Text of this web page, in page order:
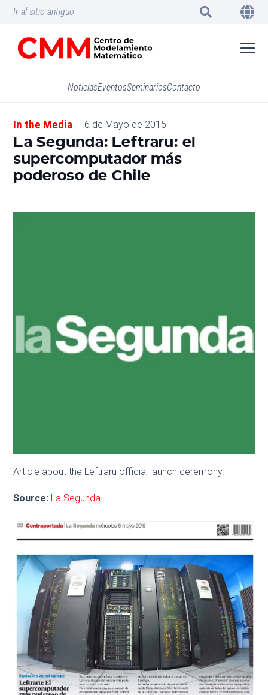
Ir al sitio antiguo
NoticiasEventosSeminariosContacto
In the Media 6 de Mayo de 2015
La Segunda: Leftraru: el
supercomputador más
poderoso de Chile
Article about the Leftraru official launch ceremony.
Source: La Segunda